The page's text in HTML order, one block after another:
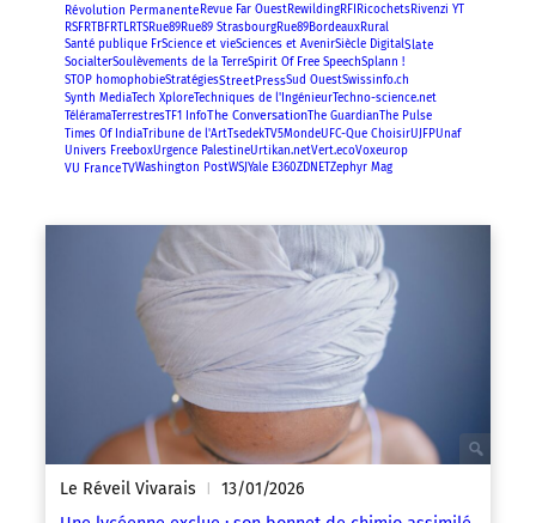
Révolution Permanente Revue Far OuestRewildingRFI RicochetsRivenzi YT
RSFRTBFRTLRTSRue89Rue89 StrasbourgRue89BordeauxRural
Santé publique FrScience et vieSciences et AvenirSiècle DigitalSlate
SocialterSoulèvements de la TerreSpirit Of Free SpeechSplann !
STOP homophobieStratégiesStreetPressSud OuestSwissinfo.ch
Synth MediaTech XploreTechniques de l'IngénieurTechno-science.net
TéléramaTerrestresTF1 InfoThe ConversationThe GuardianThe Pulse
Times Of IndiaTribune de l'ArtTsedekTV5MondeUFC-Que ChoisirUJFPUnaf
Univers FreeboxUrgence PalestineUrtikan.netVert.ecoVoxeurop
VU FranceTVWashington PostWSJ Yale E360ZDNETZephyr Mag
Le Réveil Vivarais 13/01/2026